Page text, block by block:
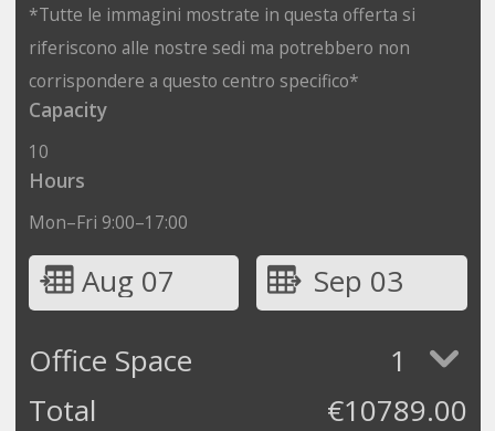
*Tutte le immagini mostrate in questa offerta si
riferiscono alle nostre sedi ma potrebbero non
corrispondere a questo centro specifico*
Capacity
10
Hours
Mon–Fri 9:00–17:00
Aug 07
Sep 03
Office Space
1
Total
€10789.00